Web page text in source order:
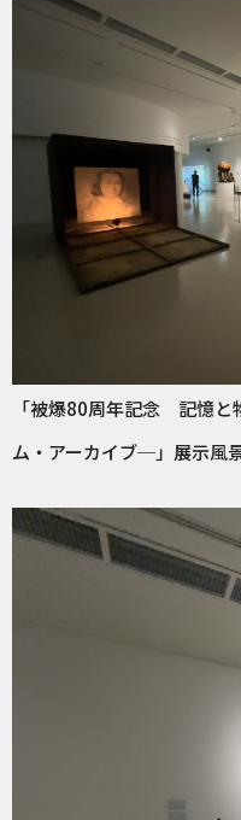
「被爆80周年記念 記憶
ム・アーカイブ─」展示風